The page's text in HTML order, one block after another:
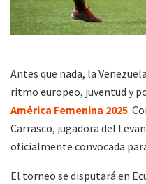
Antes que nada, la
ritmo europeo, juventud y
América Femenina 2025.
Carrasco, jugadora del
oficialmente convocada
El torneo se disputará en